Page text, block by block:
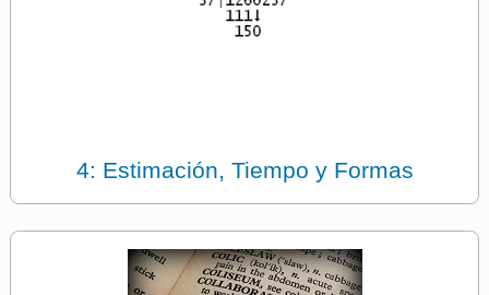
4: Estimación, Tiempo y Formas